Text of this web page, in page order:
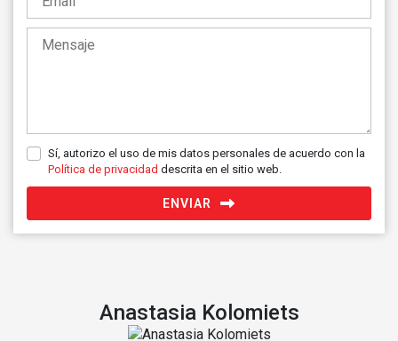
Sí, autorizo el uso de mis datos personales de acuerdo con la
Política de privacidad descrita en el sitio web.
ENVIAR
Anastasia Kolomiets